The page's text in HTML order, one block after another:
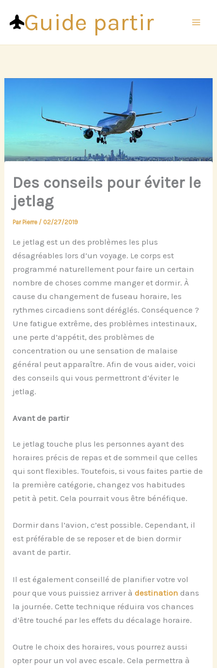
contenuGuide partir
Des conseils pour éviter le
jetlag
Par Pierre / 02/27/2019
Le jetlag est un des problèmes les plus
désagréables lors d’un voyage. Le corps est
programmé naturellement pour faire un certain
nombre de choses comme manger et dormir. À
cause du changement de fuseau horaire, les
rythmes circadiens sont déréglés. Conséquence ?
Une fatigue extrême, des problèmes intestinaux,
une perte d’appétit, des problèmes de
concentration ou une sensation de malaise
général peut apparaître. Afin de vous aider, voici
des conseils qui vous permettront d’éviter le
jetlag.
Avant de partir
Le jetlag touche plus les personnes ayant des
horaires précis de repas et de sommeil que celles
qui sont flexibles. Toutefois, si vous faites partie de
la première catégorie, changez vos habitudes
petit à petit. Cela pourrait vous être bénéfique.
Dormir dans l’avion, c’est possible. Cependant, il
est préférable de se reposer et de bien dormir
avant de partir.
Il est également conseillé de planifier votre vol
pour que vous puissiez arriver àdestination dans
la journée. Cette technique réduira vos chances
d’être touché par les effets du décalage horaire.
Outre le choix des horaires, vous pourrez aussi
opter pour un vol avec escale. Cela permettra à